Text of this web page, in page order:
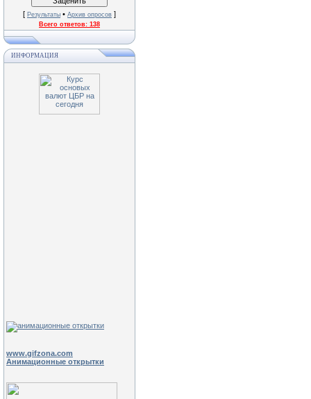
[ Результаты • Архив опросов ]
Всего ответов: 138
ИНФОРМАЦИЯ
www.gifzona.com
Анимационные открытки